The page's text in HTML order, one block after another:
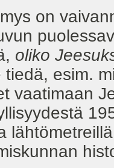
on
oliko
tiedä, esim.
vaatimaan